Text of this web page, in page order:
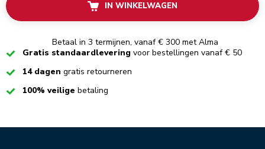
IN WINKELWAGEN
Betaal in 3 termijnen, vanaf € 300 met Alma
CheckedGratis standaardlevering voor bestellingen vanaf € 50
Checked14 dagen gratis retourneren
Checked100% veilige betaling